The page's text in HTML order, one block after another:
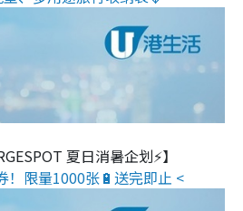
夏日消暑企划⚡】
！限量1000张🔋送完即止 <